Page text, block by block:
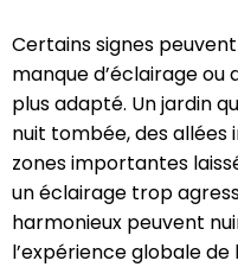
Certains signes
manque d’éclairage ou
plus adapté. Un jardin
nuit tombée, des allées
zones importantes
un éclairage trop
harmonieux peuvent
l’expérience globale de